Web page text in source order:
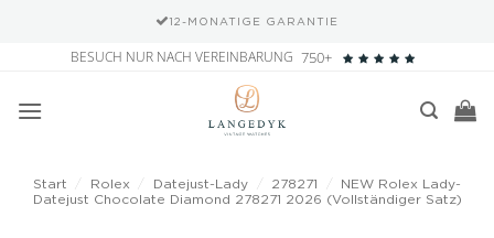
12-MONATIGE GARANTIE
springen
BESUCH NUR NACH VEREINBARUNG 750+
Start Rolex Datejust-Lady 278271
NEW Rolex Lady-
Datejust Chocolate Diamond 278271 2026 (Vollständiger Satz)